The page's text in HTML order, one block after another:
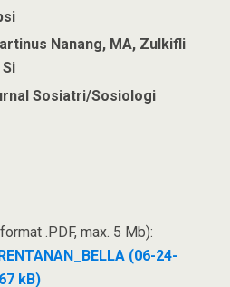
Nanang, MA, Zulkifli
Sosiatri/Sosiologi
.PDF, max. 5 Mb):
(06-24-
kB)